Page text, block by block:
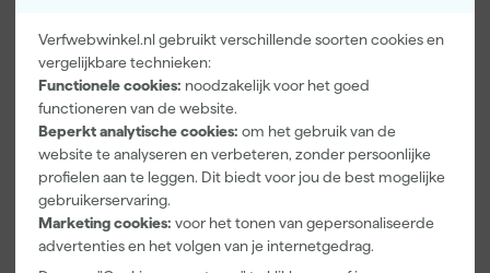
Verfwebwinkel.nl gebruikt verschillende soorten cookies en
vergelijkbare technieken:
Functionele cookies: noodzakelijk voor het goed
functioneren van de website.
Beperkt analytische cookies: om het gebruik van de
website te analyseren en verbeteren, zonder persoonlijke
profielen aan te leggen. Dit biedt voor jou de best mogelijke
gebruikerservaring.
Marketing cookies: voor het tonen van gepersonaliseerde
advertenties en het volgen van je internetgedrag.
Paintura
Lucamax
Washi tape -
50mx24mm
Morgen
bezorgd
Adviesprijs 6,00
Farrow & Ball
F&B
Kleurenwaaie
r
Morgen
bezorgd
Go!Paint Roll
12cm Roller -
0,5L + 5
Inzetbakken
Morgen
bezorgd